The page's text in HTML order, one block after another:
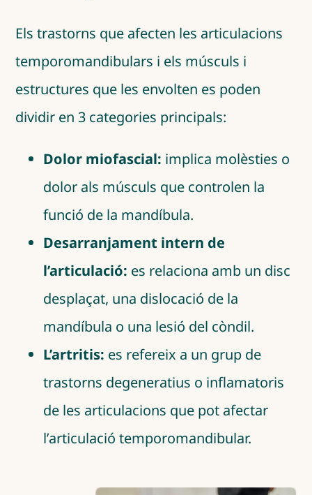
Els trastorns que afecten les articulacions
temporomandibulars i els músculs i
estructures que les envolten es poden
dividir en 3 categories principals:
Dolor miofascial: implica molèsties o
dolor als músculs que controlen la
funció de la mandíbula.
Desarranjament intern de
l’articulació: es relaciona amb un disc
desplaçat, una dislocació de la
mandíbula o una lesió del còndil.
L’artritis: es refereix a un grup de
trastorns degeneratius o inflamatoris
de les articulacions que pot afectar
l’articulació temporomandibular.